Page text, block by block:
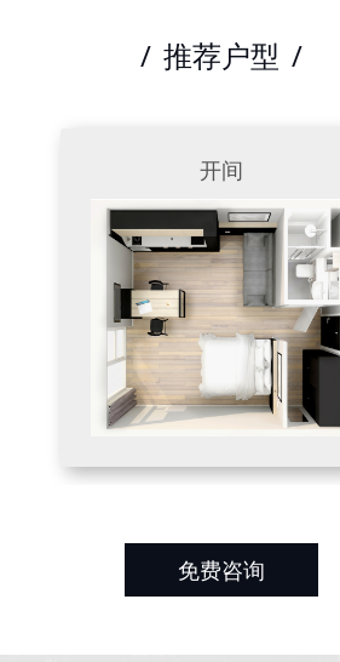
/ 推荐户型 /
开间
免费咨询